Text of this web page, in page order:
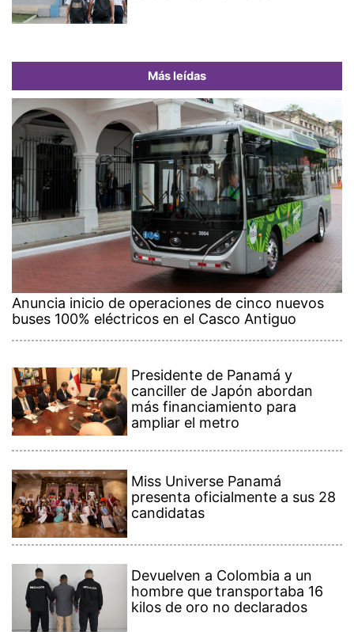
Más leídas
Anuncia inicio de operaciones de cinco nuevos
buses 100% eléctricos en el Casco Antiguo
Presidente de Panamá y
canciller de Japón abordan
más financiamiento para
ampliar el metro
Miss Universe Panamá
presenta oficialmente a sus 28
candidatas
Devuelven a Colombia a un
hombre que transportaba 16
kilos de oro no declarados